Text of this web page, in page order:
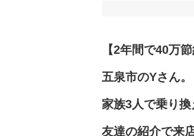
【2年間で40万節
五泉市のYさん。
家族3人で乗り換
友達の紹介で来店